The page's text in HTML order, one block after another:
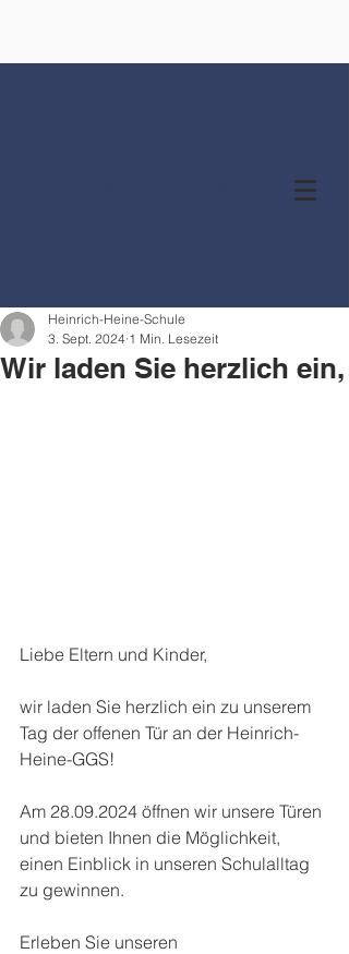
Wir laden Sie herzlich ein,
Heinrich-Heine-Schule
3. Sept. 2024 1 Min. Lesezeit
Liebe Eltern und Kinder,
wir laden Sie herzlich ein zu unserem
Tag der offenen Tür an der Heinrich-
Heine-GGS!
Am 28.09.2024 öffnen wir unsere Türen
und bieten Ihnen die Möglichkeit,
einen Einblick in unseren Schulalltag
zu gewinnen.
Erleben Sie unseren